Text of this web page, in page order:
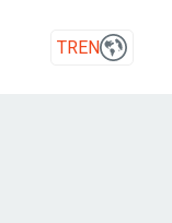
TREN